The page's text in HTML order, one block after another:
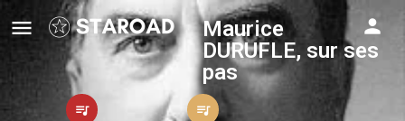
Maurice
DURUFLE, sur ses
pas